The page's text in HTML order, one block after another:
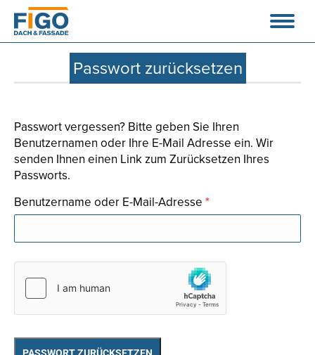
Passwort zurücksetzen
Passwort vergessen? Bitte geben Sie Ihren
Benutzernamen oder Ihre E-Mail Adresse ein. Wir
senden Ihnen einen Link zum Zurücksetzen Ihres
Passworts.
Benutzername oder E-Mail-Adresse *